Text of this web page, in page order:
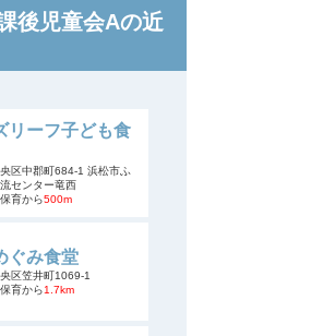
後児童会Aの近
リーフ子ども食
区中郡町684-1 浜松市ふ
センター竜西
育から500m
ぐみ食堂
区笠井町1069-1
育から1.7km